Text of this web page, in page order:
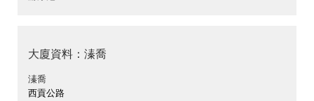
大廈資料：溱喬
溱喬
西貢公路